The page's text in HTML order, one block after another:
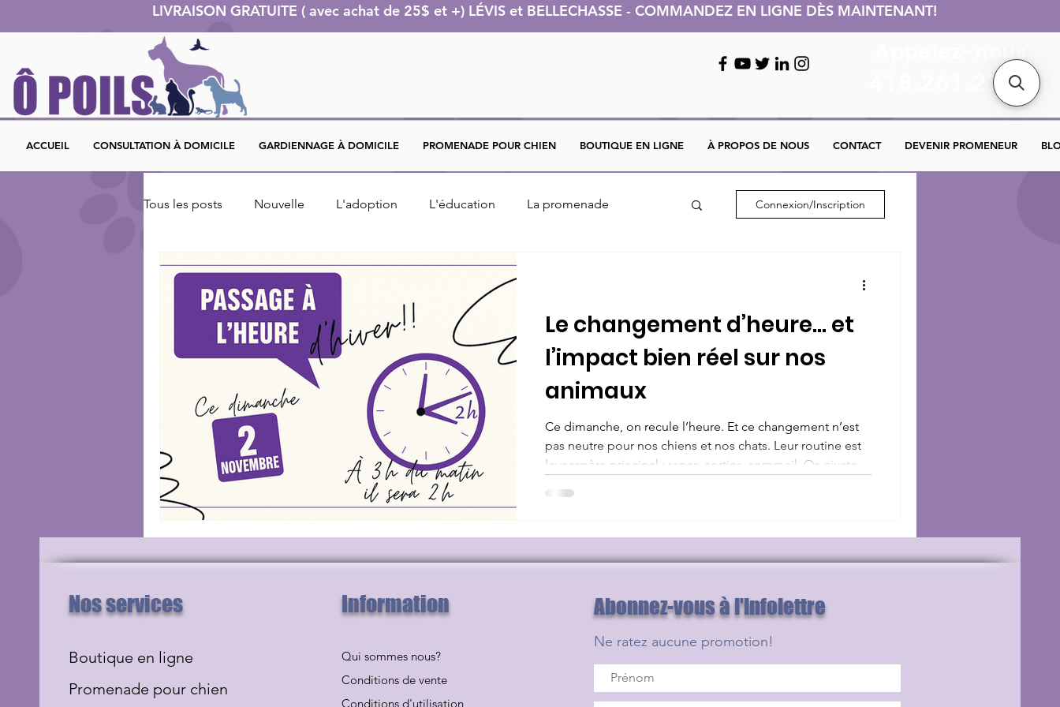
LIVRAISON GRATUITE ( avec achat de 25$ et +) LÉVIS et BELLECHASSE - COMMANDEZ EN LIGNE DÈS MAINTENANT!
Appelez-nous
418.261.2743
ACCUEIL CONSULTATION À DOMICILE GARDIENNAGE À DOMICILE PROMENADE POUR CHIEN BOUTIQUE EN LIGNE À PROPOS DE NOUS CONTACT DEVENIR PROMENEUR
Tous les posts Nouvelle L'adoption L'éducation La promenade
L'alimentation Actualité
Connexion/Inscription
Le changement d’heure… et
l’impact bien réel sur nos
animaux
Ce dimanche, on recule l’heure. Et ce changement n’est
pas neutre pour nos chiens et nos chats. Leur routine est
leur repère principal : repas, sorties, sommeil. On ajuste
stabilité. N’oubliez pas de reculer l’heure ce week-end
Nos services
Boutique en ligne
Promenade pour chien
Information
Qui sommes nous?
Conditions de vente
Conditions d'utilisation
Abonnez-vous à l'infolettre
Ne ratez aucune promotion!